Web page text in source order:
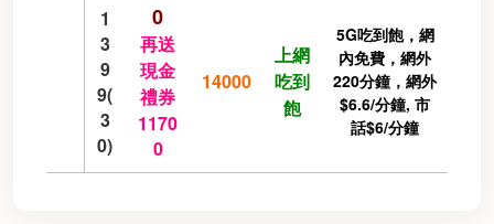
1
3
9
9(
3
0)
0
再送
現金
禮券
1170
0
14000
上網
吃到
飽
5G吃到飽，網
內免費，網外
220分鐘，網外
$6.6/分鐘, 市
話$6/分鐘